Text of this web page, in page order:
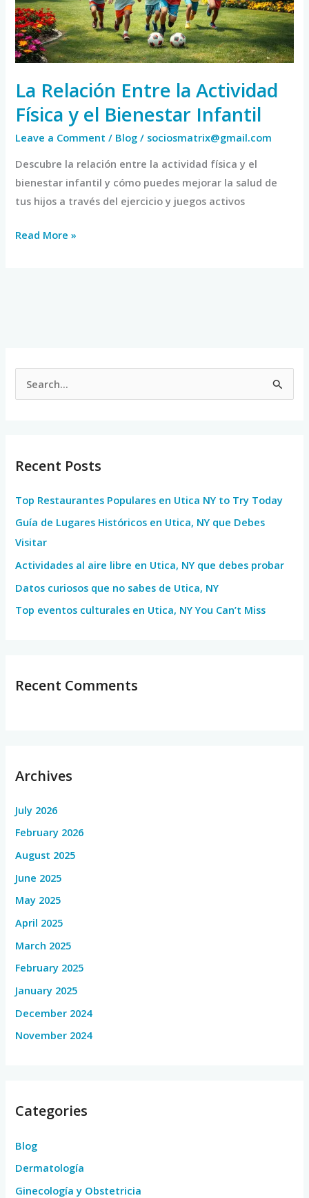
La Relación Entre la Actividad
Física y el Bienestar Infantil
Leave a Comment / Blog / sociosmatrix@gmail.com
Descubre la relación entre la actividad física y el
bienestar infantil y cómo puedes mejorar la salud de
tus hijos a través del ejercicio y juegos activos
Física
y
el
Bienestar
Read More »
c
f
o
r
:
Recent Posts
Top Restaurantes Populares en Utica NY to Try Today
Guía de Lugares Históricos en Utica, NY que Debes
Visitar
Actividades al aire libre en Utica, NY que debes probar
Datos curiosos que no sabes de Utica, NY
Top eventos culturales en Utica, NY You Can’t Miss
Recent Comments
Archives
July 2026
February 2026
August 2025
June 2025
May 2025
April 2025
March 2025
February 2025
January 2025
December 2024
November 2024
Categories
Blog
Dermatología
Ginecología y Obstetricia